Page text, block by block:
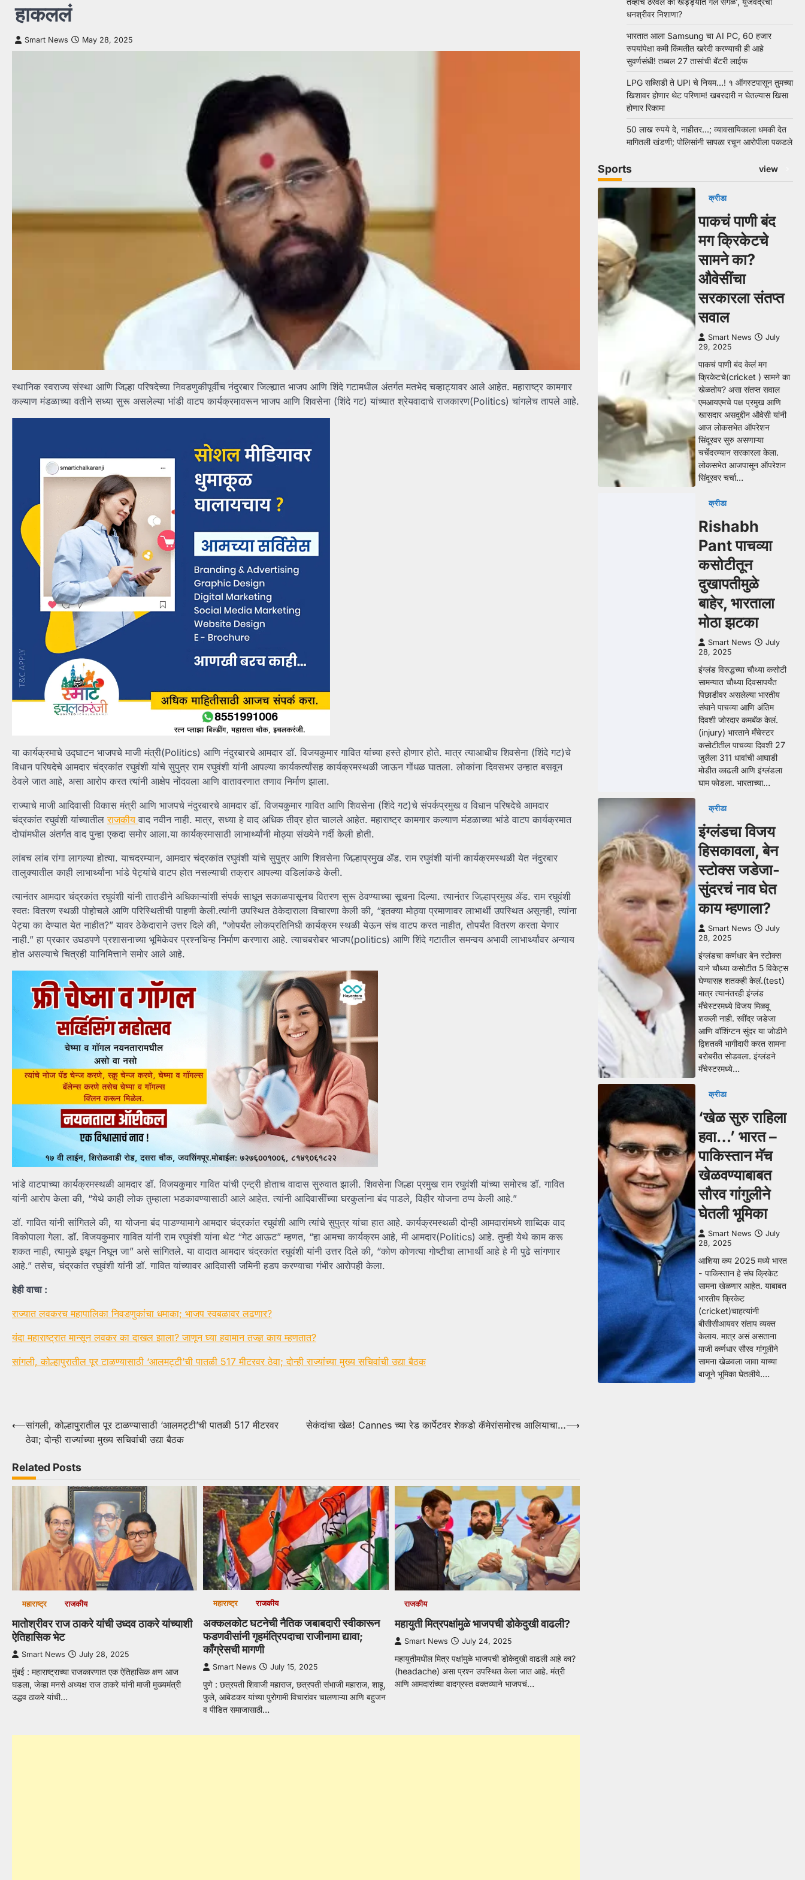
हाकललं
Smart News May 28, 2025
स्थानिक स्वराज्य संस्था आणि जिल्हा परिषदेच्या निवडणुकीपूर्वीच नंदुरबार जिल्ह्यात भाजप आणि शिंदे गटामधील अंतर्गत मतभेद चव्हाट्यावर आले आहेत. महाराष्ट्र कामगार
कल्याण मंडळाच्या वतीने सध्या सुरू असलेल्या भांडी वाटप कार्यक्रमावरून भाजप आणि शिवसेना (शिंदे गट) यांच्यात श्रेयवादाचे राजकारण(Politics) चांगलेच तापले आहे.
या कार्यक्रमाचे उद्घाटन भाजपचे माजी मंत्री(Politics) आणि नंदुरबारचे आमदार डॉ. विजयकुमार गावित यांच्या हस्ते होणार होते. मात्र त्याआधीच शिवसेना (शिंदे गट)चे
विधान परिषदेचे आमदार चंद्रकांत रघुवंशी यांचे सुपुत्र राम रघुवंशी यांनी आपल्या कार्यकर्त्यांसह कार्यक्रमस्थळी जाऊन गोंधळ घातला. लोकांना दिवसभर उन्हात बसवून
ठेवले जात आहे, असा आरोप करत त्यांनी आक्षेप नोंदवला आणि वातावरणात तणाव निर्माण झाला.
राज्याचे माजी आदिवासी विकास मंत्री आणि भाजपचे नंदुरबारचे आमदार डॉ. विजयकुमार गावित आणि शिवसेना (शिंदे गट)चे संपर्कप्रमुख व विधान परिषदेचे आमदार
चंद्रकांत रघुवंशी यांच्यातीलराजकीय वाद नवीन नाही. मात्र, सध्या हे वाद अधिक तीव्र होत चालले आहेत. महाराष्ट्र कामगार कल्याण मंडळाच्या भांडे वाटप कार्यक्रमात
दोघांमधील अंतर्गत वाद पुन्हा एकदा समोर आला.या कार्यक्रमासाठी लाभार्थ्यांनी मोठ्या संख्येने गर्दी केली होती.
लांबच लांब रांगा लागल्या होत्या. याचदरम्यान, आमदार चंद्रकांत रघुवंशी यांचे सुपुत्र आणि शिवसेना जिल्हाप्रमुख ॲड. राम रघुवंशी यांनी कार्यक्रमस्थळी येत नंदुरबार
तालुक्यातील काही लाभार्थ्यांना भांडे पेट्यांचे वाटप होत नसल्याची तक्रार आपल्या वडिलांकडे केली.
त्यानंतर आमदार चंद्रकांत रघुवंशी यांनी तातडीने अधिकाऱ्यांशी संपर्क साधून सकाळपासूनच वितरण सुरू ठेवण्याच्या सूचना दिल्या. त्यानंतर जिल्हाप्रमुख ॲड. राम रघुवंशी
स्वतः वितरण स्थळी पोहोचले आणि परिस्थितीची पाहणी केली.त्यांनी उपस्थित ठेकेदाराला विचारणा केली की, “इतक्या मोठ्या प्रमाणावर लाभार्थी उपस्थित असूनही, त्यांना
पेट्या का देण्यात येत नाहीत?” यावर ठेकेदाराने उत्तर दिले की, “जोपर्यंत लोकप्रतिनिधी कार्यक्रम स्थळी येऊन संच वाटप करत नाहीत, तोपर्यंत वितरण करता येणार
नाही.” हा प्रकार उघडपणे प्रशासनाच्या भूमिकेवर प्रश्नचिन्ह निर्माण करणारा आहे. त्याचबरोबर भाजप(politics) आणि शिंदे गटातील समन्वय अभावी लाभार्थ्यांवर अन्याय
होत असल्याचे चित्रही यानिमित्ताने समोर आले आहे.
भांडे वाटपाच्या कार्यक्रमस्थळी आमदार डॉ. विजयकुमार गावित यांची एन्ट्री होताच वादास सुरुवात झाली. शिवसेना जिल्हा प्रमुख राम रघुवंशी यांच्या समोरच डॉ. गावित
यांनी आरोप केला की, “येथे काही लोक तुम्हाला भडकावण्यासाठी आले आहेत. त्यांनी आदिवासींच्या घरकुलांना बंद पाडले, विहीर योजना ठप्प केली आहे.”
डॉ. गावित यांनी सांगितले की, या योजना बंद पाडण्यामागे आमदार चंद्रकांत रघुवंशी आणि त्यांचे सुपुत्र यांचा हात आहे. कार्यक्रमस्थळी दोन्ही आमदारांमध्ये शाब्दिक वाद
विकोपाला गेला. डॉ. विजयकुमार गावित यांनी राम रघुवंशी यांना थेट “गेट आऊट” म्हणत, “हा आमचा कार्यक्रम आहे, मी आमदार(Politics) आहे. तुम्ही येथे काम करू
शकत नाही, त्यामुळे इथून निघून जा” असे सांगितले. या वादात आमदार चंद्रकांत रघुवंशी यांनी उत्तर दिले की, “कोण कोणत्या गोष्टीचा लाभार्थी आहे हे मी पुढे सांगणार
आहे.” तसेच, चंद्रकांत रघुवंशी यांनी डॉ. गावित यांच्यावर आदिवासी जमिनी हडप करण्याचा गंभीर आरोपही केला.
हेही वाचा :
राज्यात लवकरच महापालिका निवडणुकांचा धमाका; भाजप स्वबळावर लढणार?
यंदा महाराष्ट्रात मान्सून लवकर का दाखल झाला? जाणून घ्या हवामान तज्ज्ञ काय म्हणतात?
सांगली, कोल्हापुरातील पूर टाळण्यासाठी ‘आलमट्टी’ची पातळी 517 मीटरवर ठेवा; दोन्ही राज्यांच्या मुख्य सचिवांची उद्या बैठक
Post
navigation
⟵सांगली, कोल्हापुरातील पूर टाळण्यासाठी ‘आलमट्टी’ची पातळी 517 मीटरवर
ठेवा; दोन्ही राज्यांच्या मुख्य सचिवांची उद्या बैठक
सेकंदांचा खेळ! Cannes च्या रेड कार्पेटवर शेकडो कॅमेरांसमोरच आलियाचा…⟶
Related Posts
महाराष्ट्र राजकीय
मातोश्रीवर राज ठाकरे यांची उध्दव ठाकरे यांच्याशी
ऐतिहासिक भेट
Smart News July 28, 2025
मुंबई : महाराष्ट्राच्या राजकारणात एक ऐतिहासिक क्षण आज
घडला, जेव्हा मनसे अध्यक्ष राज ठाकरे यांनी माजी मुख्यमंत्री
उद्धव ठाकरे यांची…
महाराष्ट्र राजकीय
अक्कलकोट घटनेची नैतिक जबाबदारी स्वीकारून
फडणवीसांनी गृहमंत्रिपदाचा राजीनामा द्यावा;
काँग्रेसची मागणी
Smart News July 15, 2025
पुणे : छत्रपती शिवाजी महाराज, छत्रपती संभाजी महाराज, शाहू,
फुले, आंबेडकर यांच्या पुरोगामी विचारांवर चालणाऱ्या आणि बहुजन
व पीडित समाजासाठी…
राजकीय
महायुती मित्रपक्षांमुळे भाजपची डोकेदुखी वाढली?
Smart News July 24, 2025
महायुतीमधील मित्र पक्षांमुळे भाजपची डोकेदुखी वाढली आहे का?
(headache) असा प्रश्न उपस्थित केला जात आहे. मंत्री
आणि आमदारांच्या वादग्रस्त वक्तव्याने भाजपचं…
धनश्रीवर निशाणा?
भारतात आला Samsung चा AI PC, 60 हजार
रुपयांपेक्षा कमी किंमतीत खरेदी करण्याची ही आहे
सुवर्णसंधी! तब्बल 27 तासांची बॅटरी लाईफ
LPG सब्सिडी ते UPI चे नियम…! १ ऑगस्टपासून तुमच्या
खिशावर होणार थेट परिणाम! खबरदारी न घेतल्यास खिसा
होणार रिकामा
50 लाख रुपये दे, नाहीतर…; व्यावसायिकाला धमकी देत
मागितली खंडणी; पोलिसांनी सापळा रचून आरोपीला पकडले
Sports view
क्रीडा
पाकचं पाणी बंद
मग क्रिकेटचे
सामने का?
औवेसींचा
सरकारला संतप्त
सवाल
Smart News
July
29, 2025
पाकचं पाणी बंद केलं मग
क्रिकेटचे(cricket ) सामने का
खेळतोय? असा संतप्त सवाल
एमआयएमचे पक्ष प्रमुख आणि
खासदार असदुद्दीन औवेसी यांनी
आज लोकसभेत ऑपरेशन
सिंदूरवर सुरु असणाऱ्या
चर्चेदरम्यान सरकारला केला.
लोकसभेत आजपासून ऑपरेशन
सिंदूरवर चर्चा…
क्रीडा
Rishabh
Pant पाचव्या
कसोटीतून
दुखापतीमुळे
बाहेर, भारताला
मोठा झटका
Smart News
July
28, 2025
इंग्लंड विरुद्धच्या चौथ्या कसोटी
सामन्यात चौथ्या दिवसापर्यंत
पिछाडीवर असलेल्या भारतीय
संघाने पाचव्या आणि अंतिम
दिवशी जोरदार कमबॅक केलं.
(injury) भारताने मँचेस्टर
कसोटीतील पाचव्या दिवशी 27
जुलैला 311 धावांची आघाडी
मोडीत काढली आणि इंग्लंडला
घाम फोडला. भारताच्या…
क्रीडा
इंग्लंडचा विजय
हिसकावला, बेन
स्टोक्स जडेजा-
सुंदरचं नाव घेत
काय म्हणाला?
Smart News
July
28, 2025
इंग्लंडचा कर्णधार बेन स्टोक्स
याने चौथ्या कसोटीत 5 विकेट्स
घेण्यासह शतकही केलं.(test)
मात्र त्यानंतरही इंग्लंड
मँचेस्टरमध्ये विजय मिळवू
शकली नाही. रवींद्र जडेजा
आणि वॉशिंग्टन सुंदर या जोडीने
द्विशतकी भागीदारी करत सामना
बरोबरीत सोडवला. इंग्लंडने
मँचेस्टरमध्ये…
क्रीडा
‘खेळ सुरु राहिला
हवा…’ भारत –
पाकिस्तान मॅच
खेळवण्याबाबत
सौरव गांगुलीने
घेतली भूमिका
Smart News
July
28, 2025
आशिया कप 2025 मध्ये भारत
- पाकिस्तान हे संघ क्रिकेट
सामना खेळणार आहेत. याबाबत
भारतीय क्रिकेट
(cricket)चाहत्यांनी
बीसीसीआयवर संताप व्यक्त
केलाय. मात्र असं असताना
माजी कर्णधार सौरव गांगुलीने
सामना खेळवला जावा याच्या
बाजूने भूमिका घेतलीये.…